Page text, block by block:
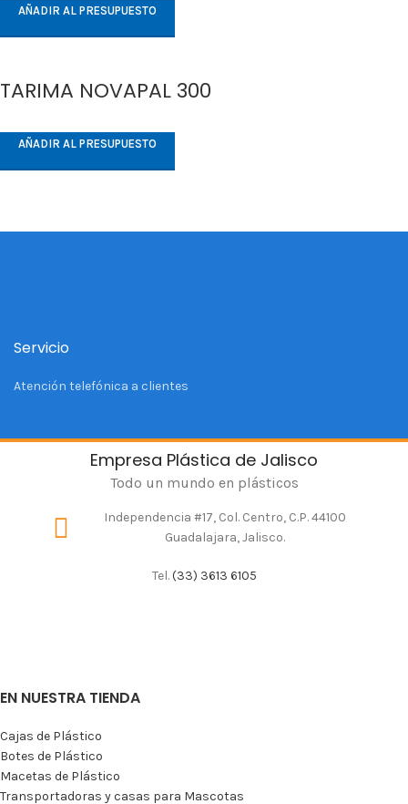
AÑADIR AL PRESUPUESTO
TARIMA NOVAPAL 300
AÑADIR AL PRESUPUESTO
Servicio
Atención telefónica a clientes
Empresa Plástica de Jalisco
Todo un mundo en plásticos
Independencia #17, Col. Centro, C.P. 44100
Guadalajara, Jalisco.
Tel.(33) 3613 6105
EN NUESTRA TIENDA
Cajas de Plástico
Botes de Plástico
Macetas de Plástico
Transportadoras y casas para Mascotas